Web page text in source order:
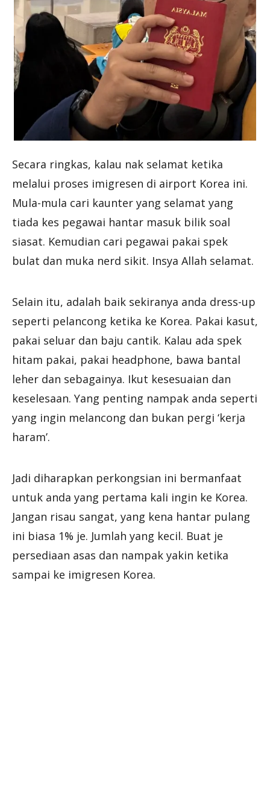
Secara ringkas, kalau nak selamat ketika
melalui proses imigresen di airport Korea ini.
Mula-mula cari kaunter yang selamat yang
tiada kes pegawai hantar masuk bilik soal
siasat. Kemudian cari pegawai pakai spek
bulat dan muka nerd sikit. Insya Allah selamat.
Selain itu, adalah baik sekiranya anda dress-up
seperti pelancong ketika ke Korea. Pakai kasut,
pakai seluar dan baju cantik. Kalau ada spek
hitam pakai, pakai headphone, bawa bantal
leher dan sebagainya. Ikut kesesuaian dan
keselesaan. Yang penting nampak anda seperti
yang ingin melancong dan bukan pergi ‘kerja
haram’.
Jadi diharapkan perkongsian ini bermanfaat
untuk anda yang pertama kali ingin ke Korea.
Jangan risau sangat, yang kena hantar pulang
ini biasa 1% je. Jumlah yang kecil. Buat je
persediaan asas dan nampak yakin ketika
sampai ke imigresen Korea.